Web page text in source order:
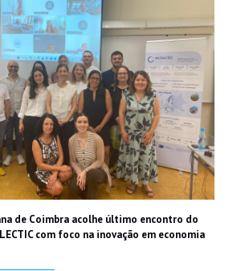
de Coimbra acolhe último encontro do
com foco na inovação em economia